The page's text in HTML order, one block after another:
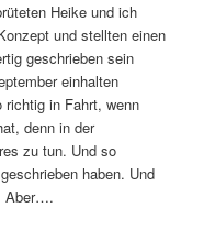
Heike und ich
und stellten einen
geschrieben sein
einhalten
richtig in Fahrt, wenn
denn in der
zu tun. Und so
haben. Und
Aber….